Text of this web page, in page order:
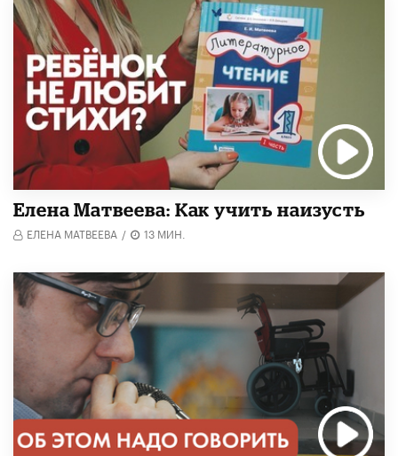
Елена Матвеева: Как учить наизусть
ЕЛЕНА МАТВЕЕВА / 13 МИН.